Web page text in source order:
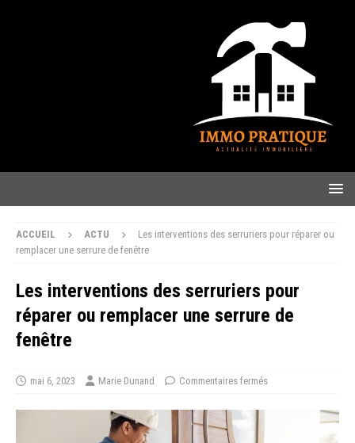
ACCUEIL ACTU
Les interventions des serruriers pour réparer ou
remplacer une serrure de fenêtre
Les interventions des serruriers pour
réparer ou remplacer une serrure de
fenêtre
mai 6, 2023 Marie Dunand Commentaires fermés